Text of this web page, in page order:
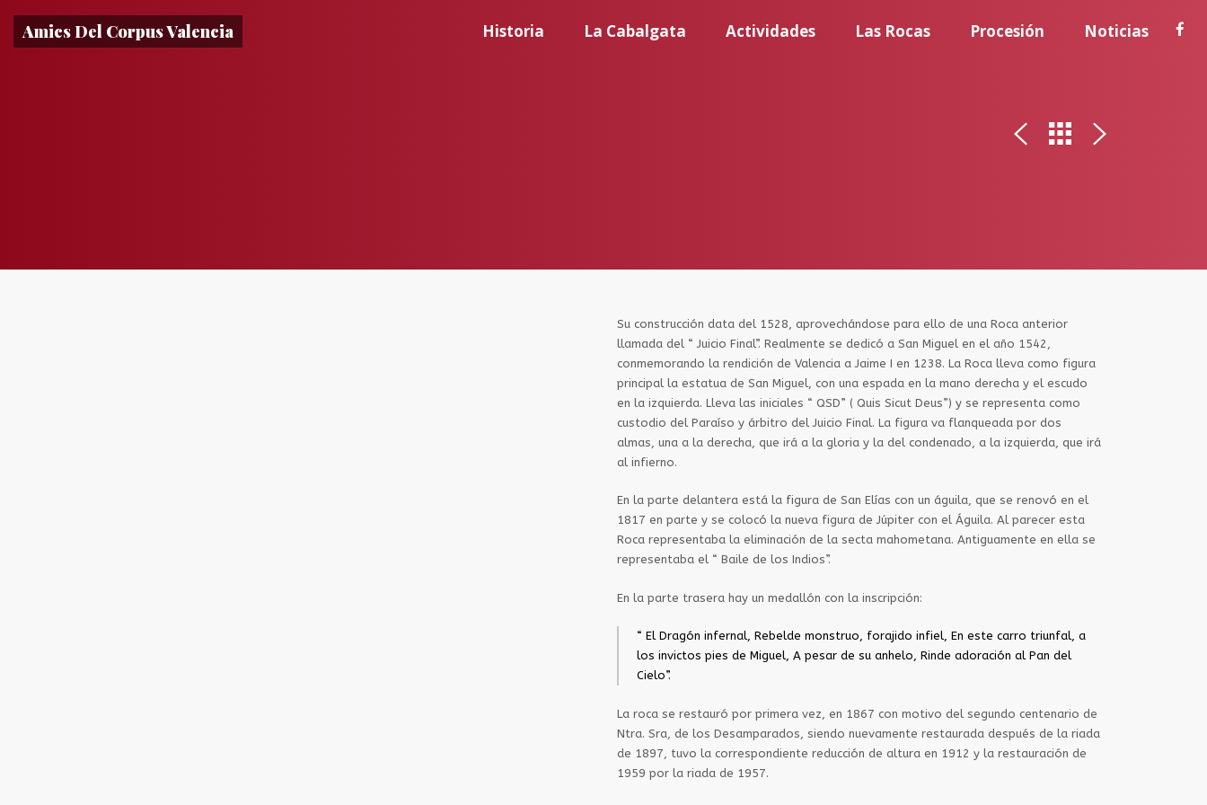
Amics Del Corpus Valencia Historia La Cabalgata Actividades Las Rocas Procesión Noticias
Su construcción data del 1528, aprovechándose para ello de una Roca anterior
llamada del “ Juicio Final”. Realmente se dedicó a San Miguel en el año 1542,
conmemorando la rendición de Valencia a Jaime I en 1238. La Roca lleva como figura
principal la estatua de San Miguel, con una espada en la mano derecha y el escudo
en la izquierda. Lleva las iniciales “ QSD” ( Quis Sicut Deus”) y se representa como
custodio del Paraíso y árbitro del Juicio Final. La figura va flanqueada por dos
almas, una a la derecha, que irá a la gloria y la del condenado, a la izquierda, que irá
al infierno.
En la parte delantera está la figura de San Elías con un águila, que se renovó en el
1817 en parte y se colocó la nueva figura de Júpiter con el Águila. Al parecer esta
Roca representaba la eliminación de la secta mahometana. Antiguamente en ella se
representaba el “ Baile de los Indios”.
En la parte trasera hay un medallón con la inscripción:
“ El Dragón infernal, Rebelde monstruo, forajido infiel, En este carro triunfal, a
los invictos pies de Miguel, A pesar de su anhelo, Rinde adoración al Pan del
Cielo”.
La roca se restauró por primera vez, en 1867 con motivo del segundo centenario de
Ntra. Sra, de los Desamparados, siendo nuevamente restaurada después de la riada
de 1897, tuvo la correspondiente reducción de altura en 1912 y la restauración de
1959 por la riada de 1957.